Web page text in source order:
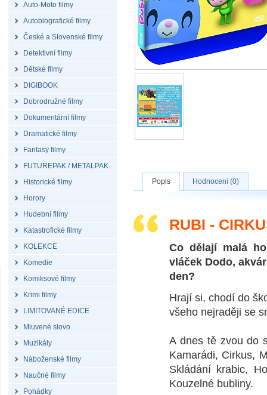
Auto-Moto filmy
Autobiografické filmy
České a Slovenské filmy
Detektivní filmy
Dětské filmy
DIGIBOOK
Dobrodružné filmy
Dokumentární filmy
Dramatické filmy
Fantasy filmy
FUTUREPAK / METALPAK
Historické filmy
Horory
Hudební filmy
Katastrofické filmy
KOLEKCE
Komedie
Komiksové filmy
Krimi filmy
LIMITOVANÉ EDICE
Mluvené slovo
Muzikály
Náboženské filmy
Naučné filmy
Pohádky
Popis Hodnocení (0)
RUBI -
Co dělají malá
vláček Dodo,
den?
Hrají si, chodí do
všeho nejraději se
A dnes tě zvou do
Kamarádi, Cirkus,
Skládání krabic,
Kouzelné bubliny.